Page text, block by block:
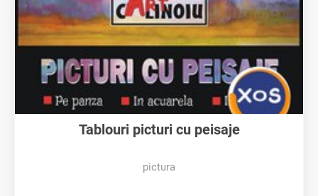
Tablouri picturi cu peisaje
pictura